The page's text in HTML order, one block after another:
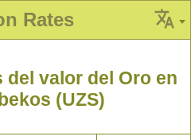
Rates
del valor del Oro en
(UZS)